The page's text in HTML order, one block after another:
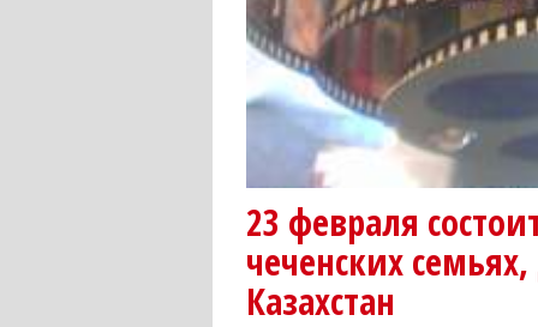
23 февраля
чеченских
Казахстан